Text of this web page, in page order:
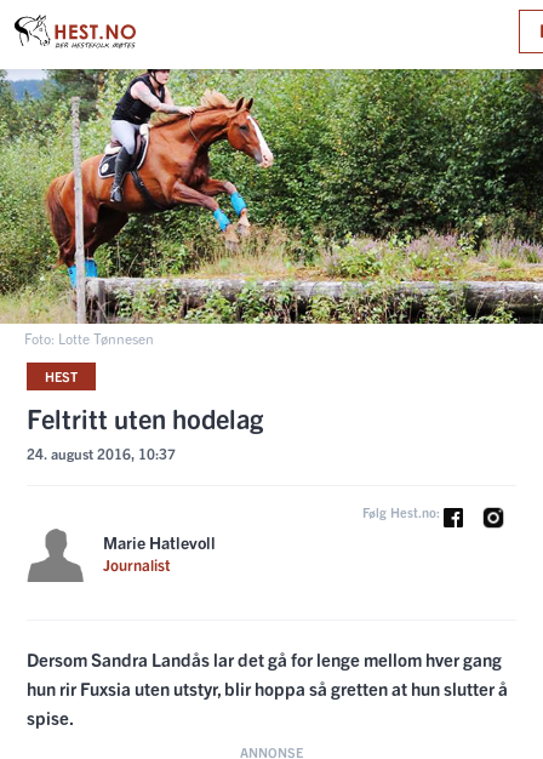
Foto: Lotte Tønnesen
HEST
Feltritt uten hodelag
24. august 2016, 10:37
Marie Hatlevoll
Journalist
Følg Hest.no:
Dersom Sandra Landås lar det gå for lenge mellom hver gang
hun rir Fuxsia uten utstyr, blir hoppa så gretten at hun slutter å
spise.